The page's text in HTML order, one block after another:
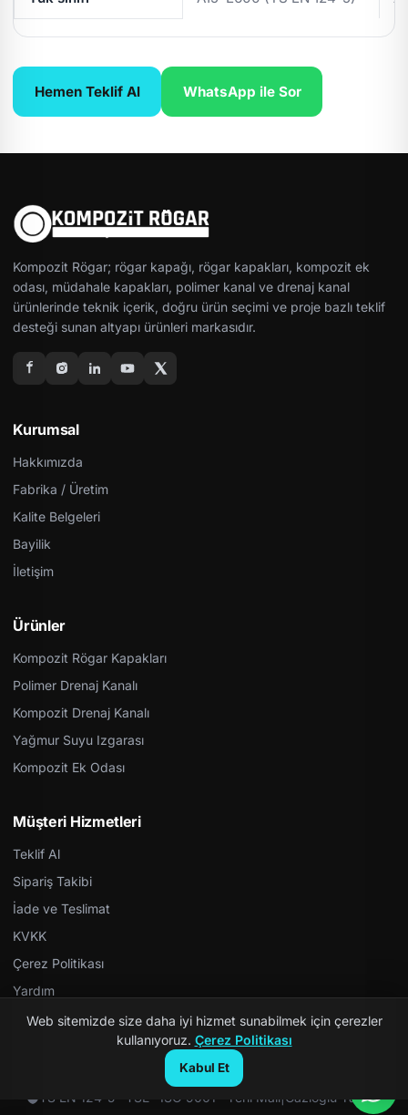
Hemen Teklif Al WhatsApp ile Sor
Kompozit Rögar; rögar kapağı, rögar kapakları, kompozit ek
odası, müdahale kapakları, polimer kanal ve drenaj kanal
ürünlerinde teknik içerik, doğru ürün seçimi ve proje bazlı teklif
desteği sunan altyapı ürünleri markasıdır.
Kurumsal
Hakkımızda
Fabrika / Üretim
Kalite Belgeleri
Bayilik
İletişim
Ürünler
Kompozit Rögar Kapakları
Polimer Drenaj Kanalı
Kompozit Drenaj Kanalı
Yağmur Suyu Izgarası
Kompozit Ek Odası
Müşteri Hizmetleri
Teklif Al
Sipariş Takibi
İade ve Teslimat
KVKK
Çerez Politikası
Yardım
© 2026 Kompozit Rögar. Tüm hakları saklıdır.
TS EN 124-5 · TSE · ISO 9001 · Yerli Malı|Gazioğlu Yazılım
Web sitemizde size daha iyi hizmet sunabilmek için çerezler
kullanıyoruz. Çerez Politikası
Kabul Et